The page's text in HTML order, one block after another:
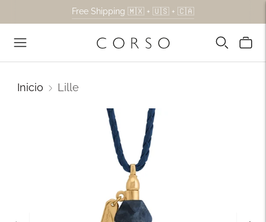
Free Shipping 🇲🇽 + 🇺🇸 + 🇨🇦
Inicio Lille